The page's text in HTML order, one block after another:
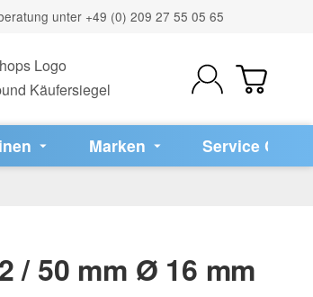
unter +49 (0) 209 27 55 05 65
Marken Service
/ 50 mm Ø 16 mm